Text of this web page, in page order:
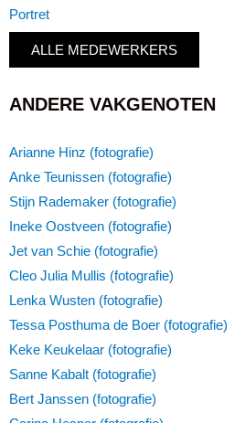
Portret
ALLE MEDEWERKERS
ANDERE VAKGENOTEN
Arianne Hinz (fotografie)
Anke Teunissen (fotografie)
Stijn Rademaker (fotografie)
Ineke Oostveen (fotografie)
Jet van Schie (fotografie)
Cleo Julia Mullis (fotografie)
Lenka Wusten (fotografie)
Tessa Posthuma de Boer (fotografie)
Keke Keukelaar (fotografie)
Sanne Kabalt (fotografie)
Bert Janssen (fotografie)